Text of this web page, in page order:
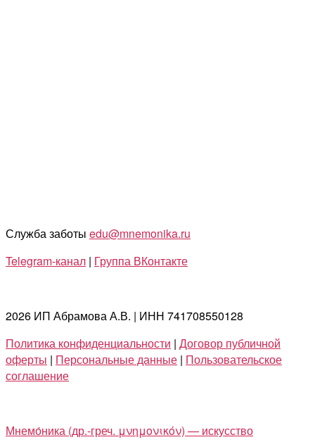
Служба заботы edu@mnemonika.ru
Telegram-канал | Группа ВКонтакте
2026 ИП Абрамова А.В. | ИНН 741708550128
Политика конфиденциальности | Договор публичной
оферты | Персональные данные | Пользовательское
соглашение
Мнемо́ника (др.-греч. μνημονικόν) — искусство